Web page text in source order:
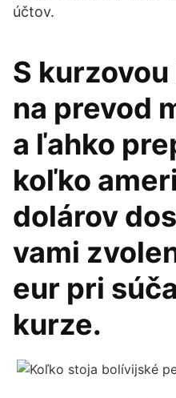
účtov.
S
na prevod
a ľahko
koľko
dolárov
vami
eur pri
kurze.